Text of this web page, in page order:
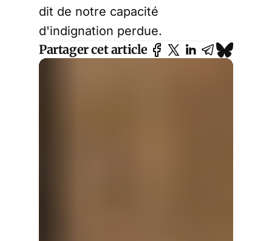
dit de notre capacité
d'indignation perdue.
Partager cet article